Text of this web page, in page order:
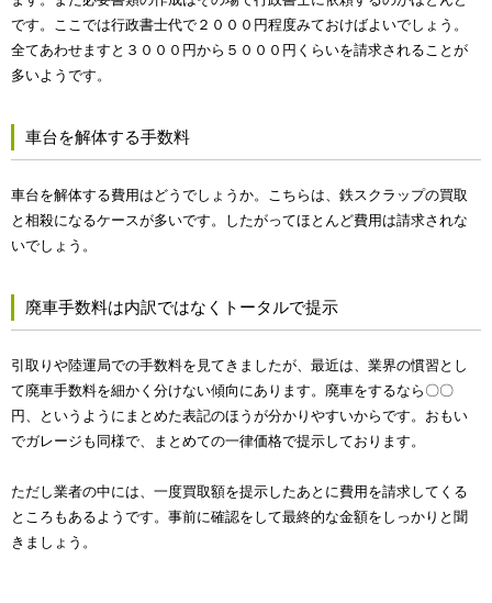
です。ここでは行政書士代で２０００円程度みておけばよいでしょう。
全てあわせますと３０００円から５０００円くらいを請求されることが
多いようです。
車台を解体する手数料
車台を解体する費用はどうでしょうか。こちらは、鉄スクラップの買取
と相殺になるケースが多いです。したがってほとんど費用は請求されな
いでしょう。
廃車手数料は内訳ではなくトータルで提示
引取りや陸運局での手数料を見てきましたが、最近は、業界の慣習とし
て廃車手数料を細かく分けない傾向にあります。廃車をするなら〇〇
円、というようにまとめた表記のほうが分かりやすいからです。おもい
でガレージも同様で、まとめての一律価格で提示しております。
ただし業者の中には、一度買取額を提示したあとに費用を請求してくる
ところもあるようです。事前に確認をして最終的な金額をしっかりと聞
きましょう。